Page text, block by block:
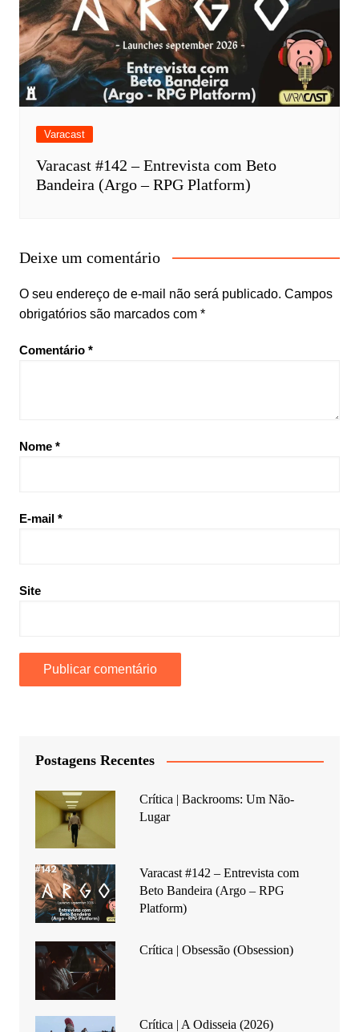
Varacast
Varacast #142 – Entrevista com Beto
Bandeira (Argo – RPG Platform)
Deixe um comentário
O seu endereço de e-mail não será publicado. Campos
obrigatórios são marcados com *
Comentário *
Nome *
E-mail *
Site
Postagens Recentes
Crítica | Backrooms: Um Não-
Lugar
Varacast #142 – Entrevista com
Beto Bandeira (Argo – RPG
Platform)
Crítica | Obsessão (Obsession)
Crítica | A Odisseia (2026)